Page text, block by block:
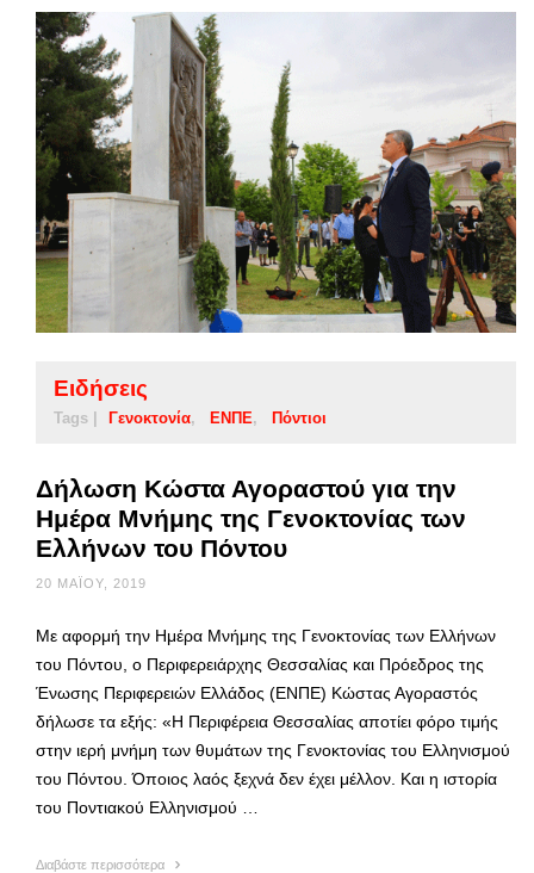
Ειδήσεις
Tags | Γενοκτονία ΕΝΠΕ Πόντιοι
Δήλωση Κώστα Αγοραστού για την
Ημέρα Μνήμης της Γενοκτονίας των
Ελλήνων του Πόντου
20 ΜΑΪ́ΟΥ, 2019
Με αφορμή την Ημέρα Μνήμης της Γενοκτονίας των Ελλήνων
του Πόντου, ο Περιφερειάρχης Θεσσαλίας και Πρόεδρος της
Ένωσης Περιφερειών Ελλάδος (ΕΝΠΕ) Κώστας Αγοραστός
δήλωσε τα εξής: «Η Περιφέρεια Θεσσαλίας αποτίει φόρο τιμής
στην ιερή μνήμη των θυμάτων της Γενοκτονίας του Ελληνισμού
του Πόντου. Όποιος λαός ξεχνά δεν έχει μέλλον. Και η ιστορία
του Ποντιακού Ελληνισμού …
Διαβάστε περισσότερα